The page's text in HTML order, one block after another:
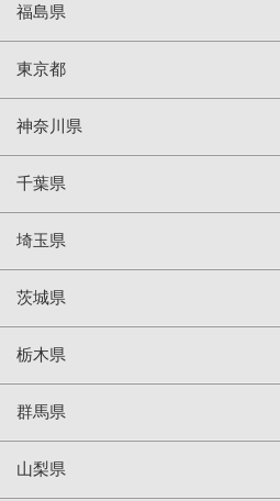
福島県
東京都
神奈川県
千葉県
埼玉県
茨城県
栃木県
群馬県
山梨県